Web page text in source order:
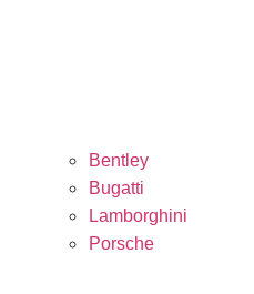
Bentley
Bugatti
Lamborghini
Porsche